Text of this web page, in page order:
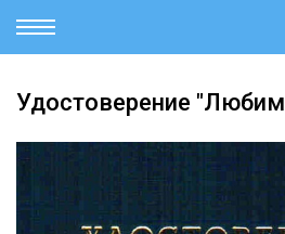
Удостоверение